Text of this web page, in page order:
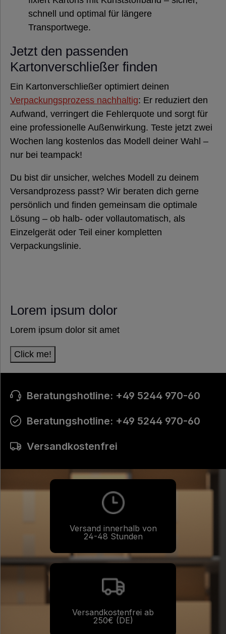
schnell und optimal für längere
Transportwege.
Jetzt den passenden
Kartonverschließer finden
Ein Kartonverschließer optimiert deinen
Verpackungsprozess nachhaltig: Er reduziert den
Aufwand, verringert die Fehlerquote und sorgt für
eine professionelle Außenwirkung. Teste jetzt zwei
Wochen lang kostenlos das Modell deiner Wahl –
nur bei teampack!
Du bist dir unsicher, welches Modell zu deinem
Versandprozess passt? Wir beraten dich gerne
persönlich und finden gemeinsam die optimale
Lösung – ob halb- oder vollautomatisch, als
Einzelgerät oder Teil einer kompletten
Verpackungslinie.
Lorem ipsum dolor
Lorem ipsum dolor sit amet
Click me!
Beratungshotline: +49 5244 970-60
Beratungshotline: +49 5244 970-60
Versandkostenfrei
Versand innerhalb von
24-48 Stunden
Versandkostenfrei ab
250€ (DE)